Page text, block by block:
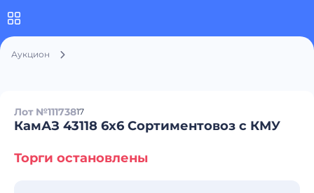
Аукцион
Лот №11173817
КамАЗ 43118 6x6 Сортиментовоз с КМУ
Торги остановлены